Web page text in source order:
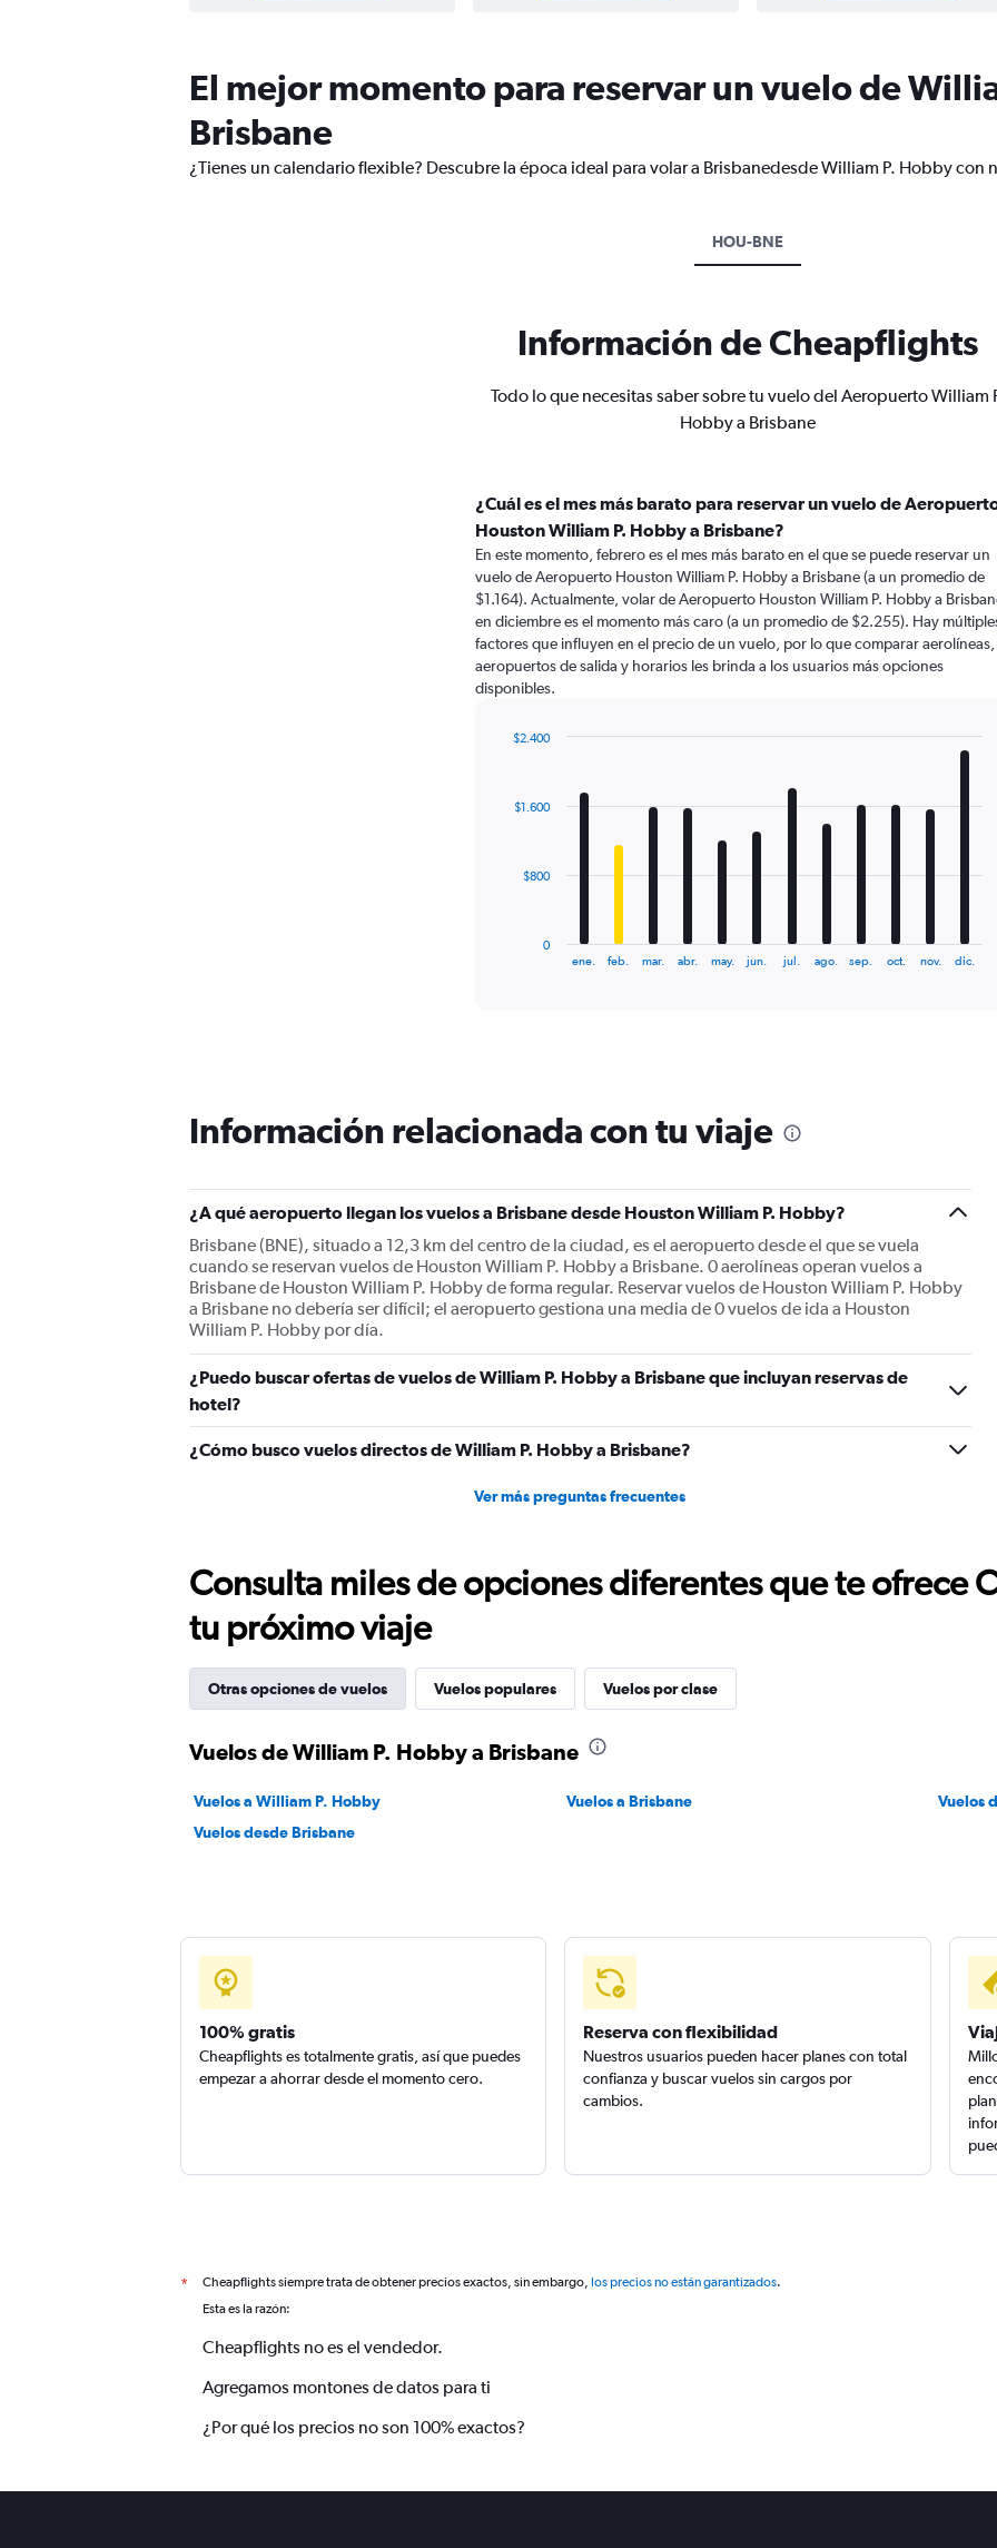
El mejor momento para reservar un vuelo de
Brisbane
¿Tienes un calendario flexible? Descubre la época ideal para volar a Brisbanedesde William P. Hobby
HOU-BNE
Información de Cheapflights
Todo lo que necesitas saber sobre tu vuelo del Aeropuerto William
Hobby a Brisbane
¿Cuál es el mes más barato para reservar un vuelo de
Houston William P. Hobby a Brisbane?
En este momento, febrero es el mes más barato en el que se puede reservar un
vuelo de Aeropuerto Houston William P. Hobby a Brisbane (a un promedio de
$1.164). Actualmente, volar de Aeropuerto Houston William P. Hobby a
en diciembre es el momento más caro (a un promedio de $2.255). Hay
factores que influyen en el precio de un vuelo, por lo que comparar aerolíneas,
aeropuertos de salida y horarios les brinda a los usuarios más opciones
disponibles.
12
The
chart
has
Y
axis
displaying
values.
Range:
0
to
ene. feb. mar. abr. may. jun. jul. ago. sep. oct. nov. dic.
0
$800
$1.600
$2.400
Información relacionada con tu viaje
¿A qué aeropuerto llegan los vuelos a Brisbane desde Houston William P. Hobby?
Brisbane (BNE), situado a 12,3 km del centro de la ciudad, es el aeropuerto desde el que se vuela
cuando se reservan vuelos de Houston William P. Hobby a Brisbane. 0 aerolíneas operan vuelos a
Brisbane de Houston William P. Hobby de forma regular. Reservar vuelos de Houston William P. Hobby
a Brisbane no debería ser difícil; el aeropuerto gestiona una media de 0 vuelos de ida a Houston
William P. Hobby por día.
¿Puedo buscar ofertas de vuelos de William P. Hobby a Brisbane que incluyan reservas de
hotel?
¿Cómo busco vuelos directos de William P. Hobby a Brisbane?
Ver más preguntas frecuentes
Consulta miles de opciones diferentes que te ofrece
tu próximo viaje
Otras opciones de vuelos Vuelos populares Vuelos por clase
Vuelos de William P. Hobby a Brisbane
Vuelos a William P. Hobby Vuelos a Brisbane
Vuelos
Vuelos desde Brisbane
100% gratis
Cheapflights es totalmente gratis, así que puedes
empezar a ahorrar desde el momento cero.
Reserva con flexibilidad
Nuestros usuarios pueden hacer planes con total
confianza y buscar vuelos sin cargos por
cambios.
* Cheapflights siempre trata de obtener precios exactos, sin embargo, los precios no están garantizados.
Esta es la razón:
Cheapflights no es el vendedor.
Agregamos montones de datos para ti
¿Por qué los precios no son 100% exactos?